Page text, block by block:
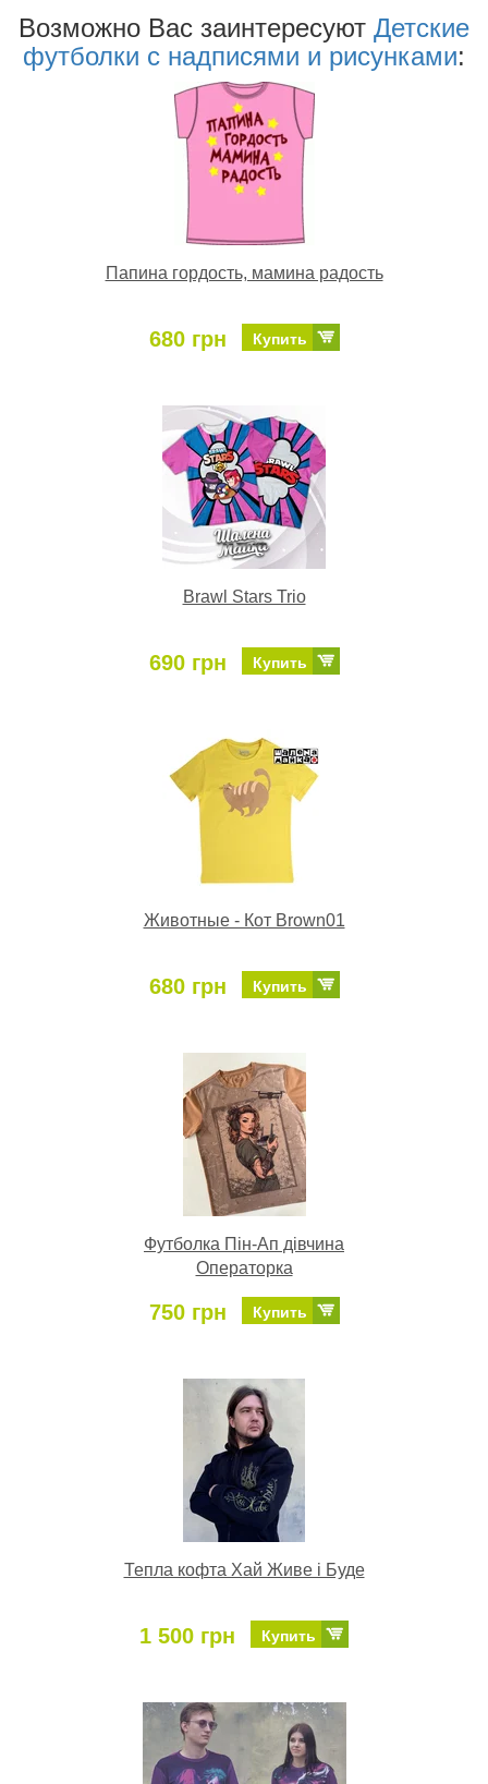
Возможно Ваc заинтересуют Детские
футболки с надписями и рисунками:
Папина гордость, мамина радость
680 грн Купить
Brawl Stars Trio
690 грн Купить
Животные - Кот Brown01
680 грн Купить
Футболка Пін-Ап дівчина
Операторка
750 грн Купить
Тепла кофта Хай Живе і Буде
1 500 грн Купить